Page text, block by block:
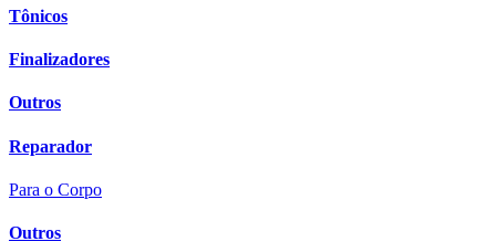
Tônicos
Finalizadores
Outros
Reparador
Para o Corpo
Outros